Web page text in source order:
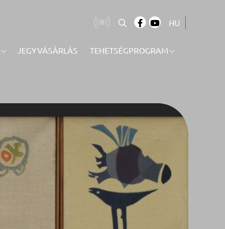
HU
JEGYVÁSÁRLÁS
TEHETSÉGPROGRAM